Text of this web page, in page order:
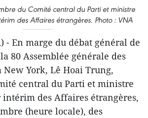
du Comité central du Parti et ministre
des Affaires étrangères. Photo : VNA
- En marge du débat général de
80 Assemblée générale des
New York, Lê Hoai Trung,
central du Parti et ministre
des Affaires étrangères,
(heure locale), des